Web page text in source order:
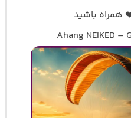
باشید
Ahang NEIKED –